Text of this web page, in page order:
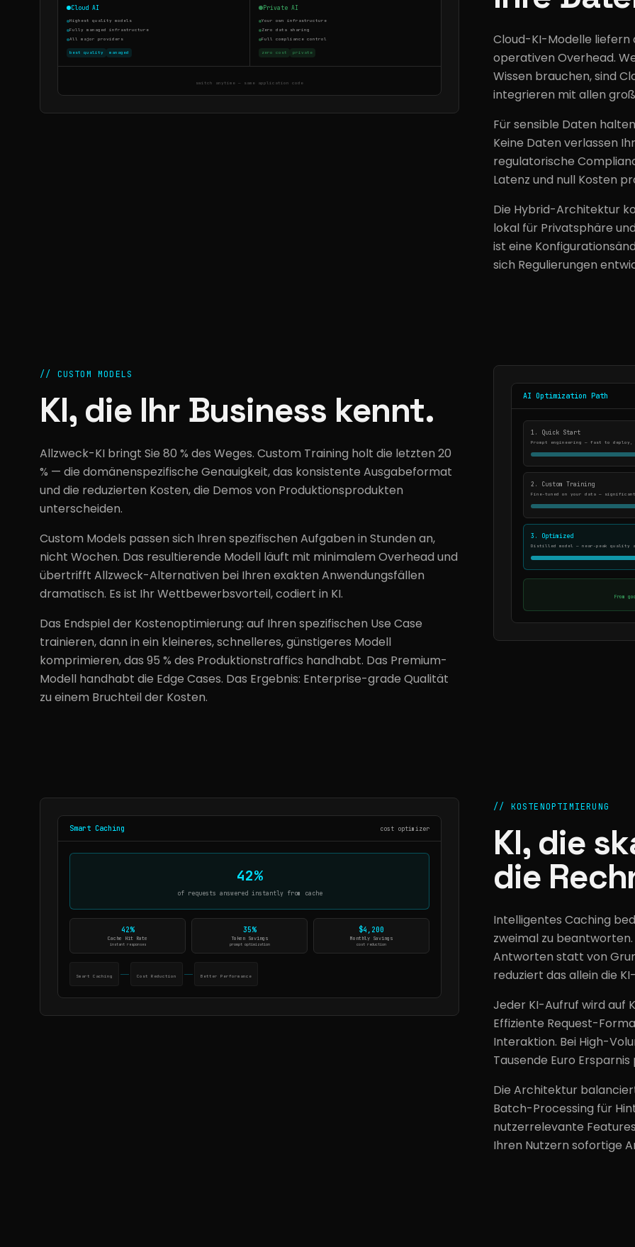
Cloud-KI-Modelle liefern
operativen Overhead.
Wissen brauchen, sind
integrieren mit allen
Für sensible Daten
Keine Daten verlassen
regulatorische
Latenz und null Kosten
Die Hybrid-Architektur
lokal für Privatsphäre
ist eine
sich Regulierungen
Cloud AI
Highest quality models
Fully managed infrastructure
All major providers
best quality managed
Private AI
Your own infrastructure
Zero data sharing
Full compliance control
zero cost private
switch anytime — same application code
// CUSTOM MODELS
KI, die Ihr Business kennt.
Allzweck-KI bringt Sie 80 % des Weges. Custom Training holt die letzten 20
% — die domänenspezifische Genauigkeit, das konsistente Ausgabeformat
und die reduzierten Kosten, die Demos von Produktionsprodukten
unterscheiden.
Custom Models passen sich Ihren spezifischen Aufgaben in Stunden an,
nicht Wochen. Das resultierende Modell läuft mit minimalem Overhead und
übertrifft Allzweck-Alternativen bei Ihren exakten Anwendungsfällen
dramatisch. Es ist Ihr Wettbewerbsvorteil, codiert in KI.
Das Endspiel der Kostenoptimierung: auf Ihren spezifischen Use Case
trainieren, dann in ein kleineres, schnelleres, günstigeres Modell
komprimieren, das 95 % des Produktionstraffics handhabt. Das Premium-
Modell handhabt die Edge Cases. Das Ergebnis: Enterprise-grade Qualität
zu einem Bruchteil der Kosten.
AI Optimization Path
1. Quick Start
Prompt engineering — fast to deploy,
2. Custom Training
Fine-tuned on your data —
3. Optimized
Distilled model — near-peak quality
From
// KOSTENOPTIMIERUNG
KI, die
die
Intelligentes Caching
zweimal zu
Antworten statt von
reduziert das allein die
Jeder KI-Aufruf wird auf
Effiziente Request-
Interaktion. Bei High-
Tausende Euro
Die Architektur
Batch-Processing für
nutzerrelevante
Ihren Nutzern sofortige
Smart Caching cost optimizer
42%
of requests answered instantly from cache
42%
Cache Hit Rate
instant responses
35%
Token Savings
prompt optimization
$4,200
Monthly Savings
cost reduction
Smart Caching Cost Reduction Better Performance